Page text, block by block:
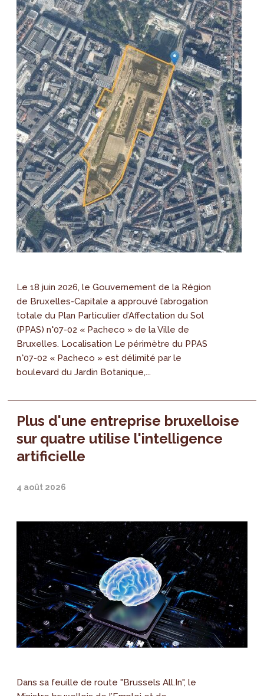
Le 18 juin 2026, le Gouvernement de la Région
de Bruxelles-Capitale a approuvé l’abrogation
totale du Plan Particulier d’Affectation du Sol
(PPAS) n°07-02 « Pacheco » de la Ville de
Bruxelles. Localisation Le périmètre du PPAS
n°07-02 « Pacheco » est délimité par le
boulevard du Jardin Botanique,...
Plus d'une entreprise bruxelloise
sur quatre utilise l'intelligence
artificielle
4 août 2026
Dans sa feuille de route "Brussels All.In", le